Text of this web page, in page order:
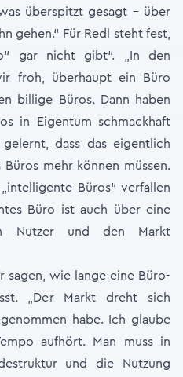
überspitzt gesagt - über
gehen.“ Für Redl steht fest,
gar nicht gibt“. „In den
froh, überhaupt ein Büro
billige Büros. Dann haben
in Eigentum schmackhaft
dass das eigentlich
mehr können müssen.
Büros“ verfallen
Büro ist auch über eine
Nutzer und den Markt
sagen, wie lange eine Büro-
„Der Markt dreht sich
habe. Ich glaube
aufhört. Man muss in
und die Nutzung